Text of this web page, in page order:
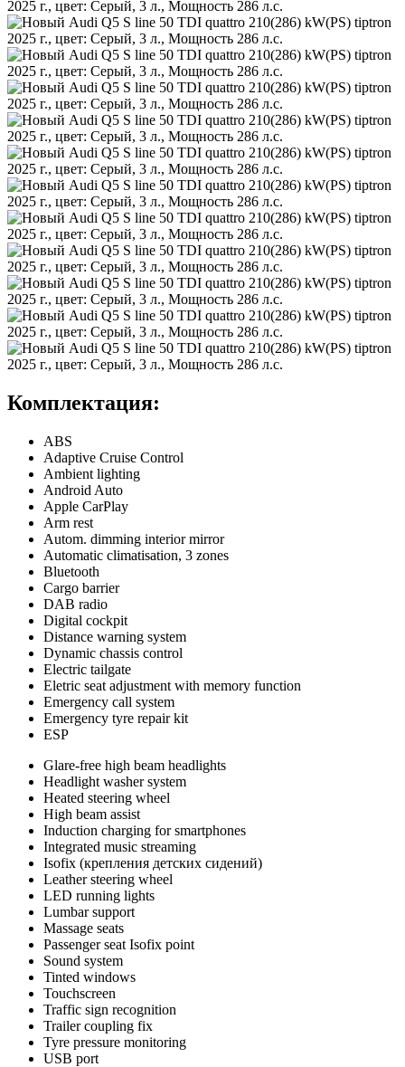
Комплектация:
ABS
Adaptive Cruise Control
Ambient lighting
Android Auto
Apple CarPlay
Arm rest
Autom. dimming interior mirror
Automatic climatisation, 3 zones
Bluetooth
Cargo barrier
DAB radio
Digital cockpit
Distance warning system
Dynamic chassis control
Electric tailgate
Eletric seat adjustment with memory function
Emergency call system
Emergency tyre repair kit
ESP
Glare-free high beam headlights
Headlight washer system
Heated steering wheel
High beam assist
Induction charging for smartphones
Integrated music streaming
Isofix (крепления детских сидений)
Leather steering wheel
LED running lights
Lumbar support
Massage seats
Passenger seat Isofix point
Sound system
Tinted windows
Touchscreen
Traffic sign recognition
Trailer coupling fix
Tyre pressure monitoring
USB port